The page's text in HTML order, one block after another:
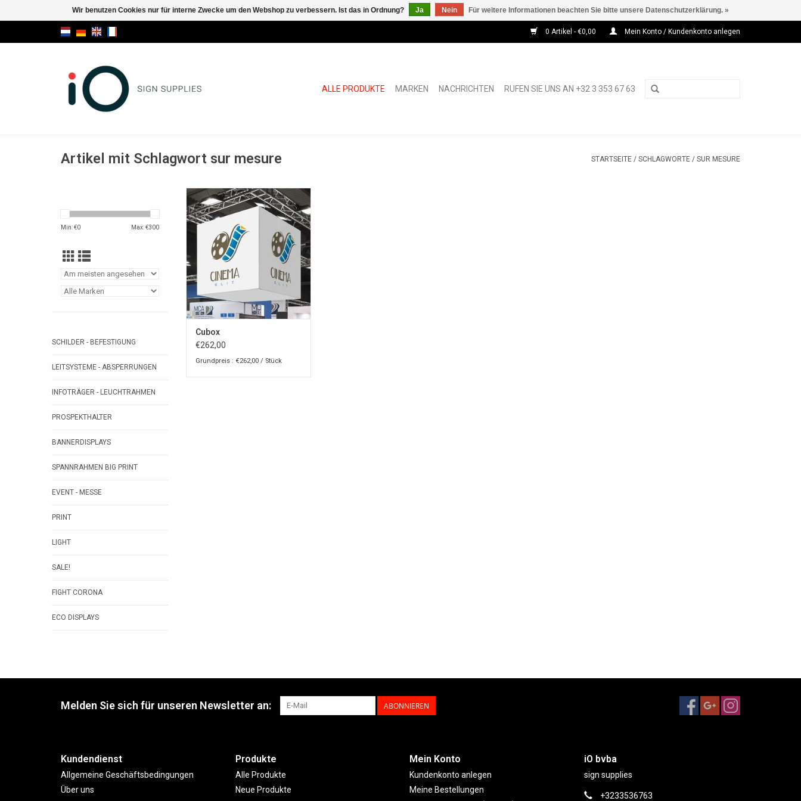
0 Artikel - €0,00 Mein Konto / Kundenkonto anlegen
ALLE PRODUKTE MARKEN NACHRICHTEN RUFEN SIE UNS AN +32 3 353 67 63
Artikel mit Schlagwort sur mesure STARTSEITE / SCHLAGWORTE / SUR MESURE
Min: €0 Max: €300
SCHILDER - BEFESTIGUNG
LEITSYSTEME - ABSPERRUNGEN
INFOTRÄGER - LEUCHTRAHMEN
PROSPEKTHALTER
BANNERDISPLAYS
SPANNRAHMEN BIG PRINT
EVENT - MESSE
PRINT
LIGHT
SALE!
FIGHT CORONA
ECO DISPLAYS
Cubox
ZUM WARENKORB HINZUFÜGEN
Cubox
€262,00
Grundpreis : €262,00 / Stück
Melden Sie sich für unseren Newsletter an: ABONNIEREN
Kundendienst
Allgemeine Geschäftsbedingungen
Über uns
Produkte
Alle Produkte
Neue Produkte
Mein Konto
Kundenkonto anlegen
Meine Bestellungen
iO bvba
sign supplies
+3233536763
Wir benutzen Cookies nur für interne Zwecke um den Webshop zu verbessern. Ist das in Ordnung? Ja Nein Für weitere Informationen beachten Sie bitte unsere Datenschutzerklärung. »